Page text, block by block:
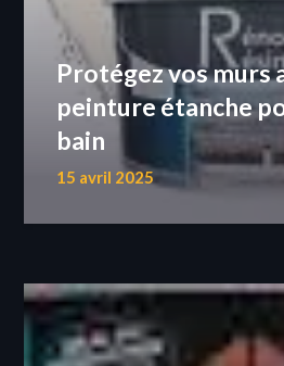
Protégez vos murs
peinture étanche
bain
15 avril 2025